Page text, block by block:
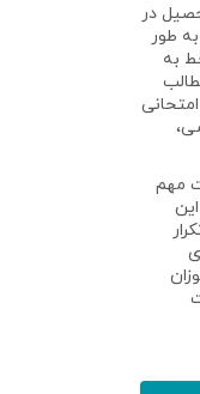
در
به طور
به
مهم